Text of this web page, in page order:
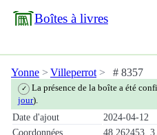
Boîtes à livres
Yonne Villeperrot # 8357
✓ La présence de la boîte a été
jour).
Date d'ajout
2024-04-12
Coordonnées
48.262453,